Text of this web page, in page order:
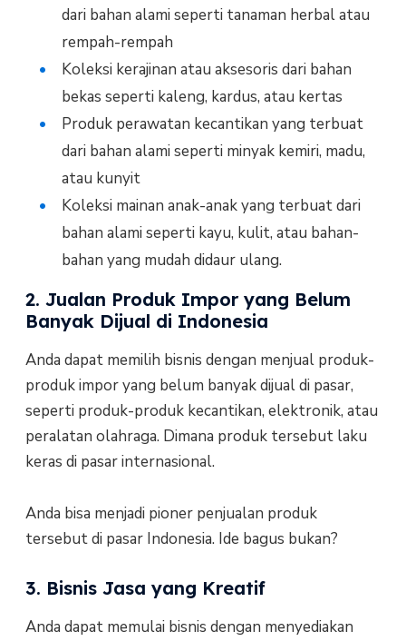
dari bahan alami seperti tanaman herbal atau
rempah-rempah
Koleksi kerajinan atau aksesoris dari bahan
bekas seperti kaleng, kardus, atau kertas
Produk perawatan kecantikan yang terbuat
dari bahan alami seperti minyak kemiri, madu,
atau kunyit
Koleksi mainan anak-anak yang terbuat dari
bahan alami seperti kayu, kulit, atau bahan-
bahan yang mudah didaur ulang.
2. Jualan Produk Impor yang Belum
Banyak Dijual di Indonesia
Anda dapat memilih bisnis dengan menjual produk-
produk impor yang belum banyak dijual di pasar,
seperti produk-produk kecantikan, elektronik, atau
peralatan olahraga. Dimana produk tersebut laku
keras di pasar internasional.
Anda bisa menjadi pioner penjualan produk
tersebut di pasar Indonesia. Ide bagus bukan?
3. Bisnis Jasa yang Kreatif
Anda dapat memulai bisnis dengan menyediakan